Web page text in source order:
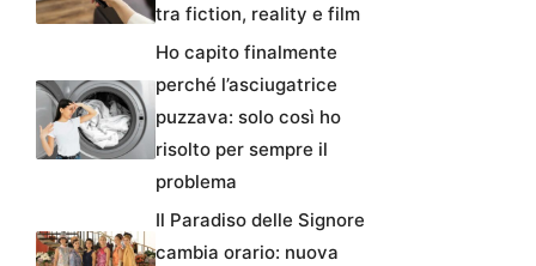
tra fiction, reality e film
Ho capito finalmente
perché l’asciugatrice
puzzava: solo così ho
risolto per sempre il
problema
Il Paradiso delle Signore
cambia orario: nuova